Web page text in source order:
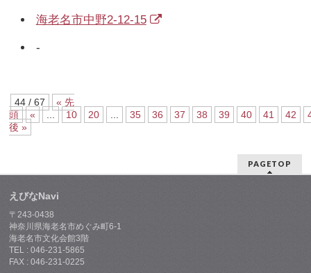
海老名市中野2-12-15
-
44 / 67
« 先
頭
« 10 20 35 36 37 38 39 40 41 42
後 »
PAGETOP
えびなNavi
〒243-0438
神奈川県海老名市めぐみ町6-1
海老名市文化会館3階
TEL : 046-231-5865
FAX : 046-231-0225